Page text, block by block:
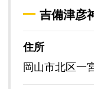
吉備津彦
住所
岡山市北区一